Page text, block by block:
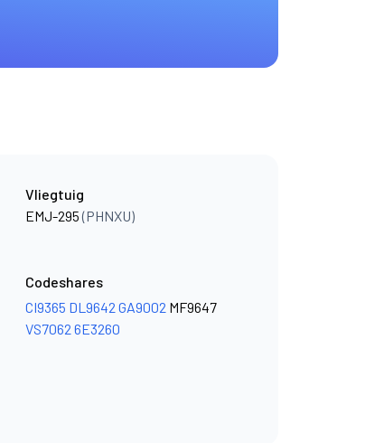
Vliegtuig
EMJ-295(PHNXU)
Codeshares
CI9365 DL9642 GA9002 MF9647
VS7062 6E3260